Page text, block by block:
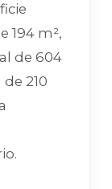
194 m²,
de 604
210